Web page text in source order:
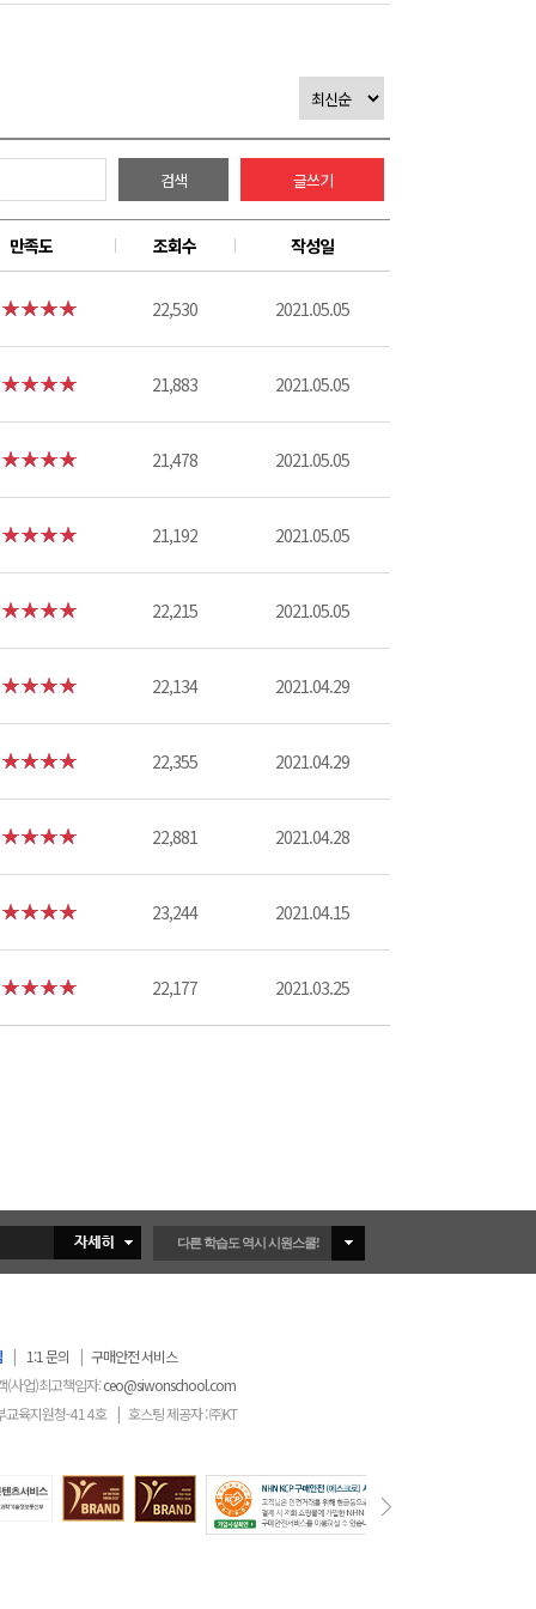
검색 글쓰기
만족도 조회수 작성일
22,530 2021.05.05
21,883 2021.05.05
21,478 2021.05.05
21,192 2021.05.05
22,215 2021.05.05
22,134 2021.04.29
22,355 2021.04.29
22,881 2021.04.28
23,244 2021.04.15
22,177 2021.03.25
다른 학습도 역시 시원스쿨!
| 1:1 문의 | 구매안전 서비스
(사업)최고책임자:ceo@siwonschool.com
교육지원청-414호 | 호스팅 제공자 : ㈜KT